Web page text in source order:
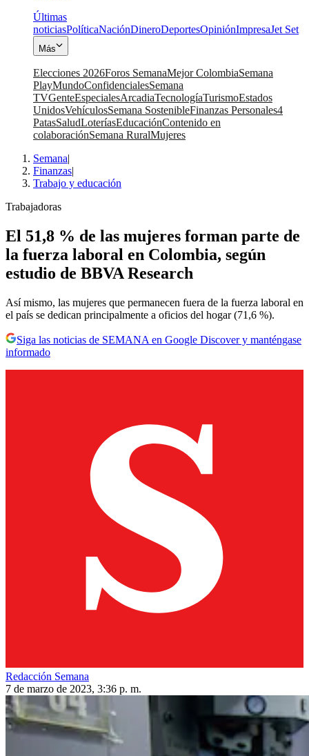
Últimas
noticiasPolíticaNaciónDineroDeportesOpiniónImpresaJet Set
Más
Elecciones 2026Foros SemanaMejor ColombiaSemana
PlayMundoConfidencialesSemana
TVGenteEspecialesArcadiaTecnologíaTurismoEstados
UnidosVehículosSemana SostenibleFinanzas Personales4
PatasSaludLoteríasEducaciónContenido en
colaboraciónSemana RuralMujeres
Semana|
Finanzas|
Trabajo y educación
Trabajadoras
El 51,8 % de las mujeres forman parte de
la fuerza laboral en Colombia, según
estudio de BBVA Research
Así mismo, las mujeres que permanecen fuera de la fuerza laboral en
el país se dedican principalmente a oficios del hogar (71,6 %).
Siga las noticias de SEMANA en Google Discover y manténgase
informado
Redacción Semana
7 de marzo de 2023, 3:36 p. m.